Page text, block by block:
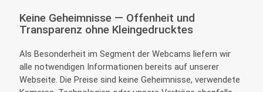
Keine Geheimnisse — Offenheit und
Transparenz ohne Kleingedrucktes
Als Besonderheit im Segment der Webcams liefern wir
alle notwendigen Informationen bereits auf unserer
Webseite. Die Preise sind keine Geheimnisse, verwendete